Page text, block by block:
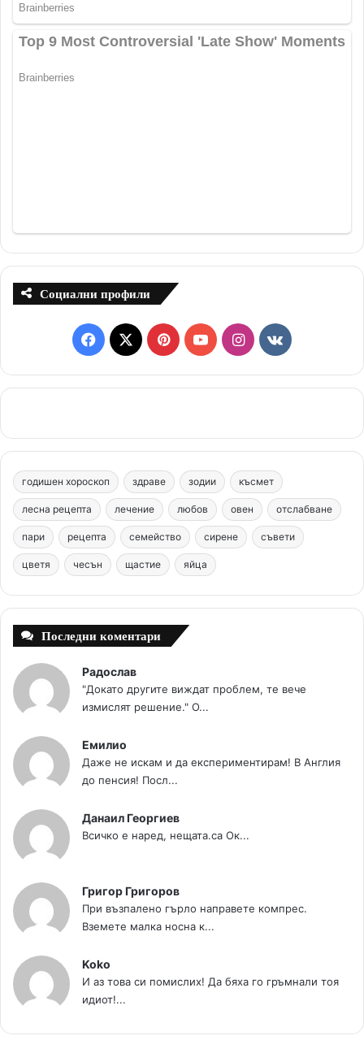
Социални профили
F
a
e
b
o
o
k
X
P
i
t
e
r
e
s
t
Y
o
T
u
b
e
I
n
t
a
g
r
m
v
k
c
m
годишен хороскоп здраве зодии късмет
лесна рецепта лечение любов овен отслабване
пари рецепта семейство сирене съвети
цветя чесън щастие яйца
Последни коментари
Радослав
"Докато другите виждат проблем, те вече
измислят решение." О...
Емилио
Даже не искам и да експериментирам! В Англия
до пенсия! Посл...
Данаил Георгиев
Всичко е наред, нещата.са Ок...
Григор Григоров
При възпалено гърло направете компрес.
Вземете малка носна к...
Koko
И аз това си помислих! Да бяха го гръмнали тоя
идиот!...